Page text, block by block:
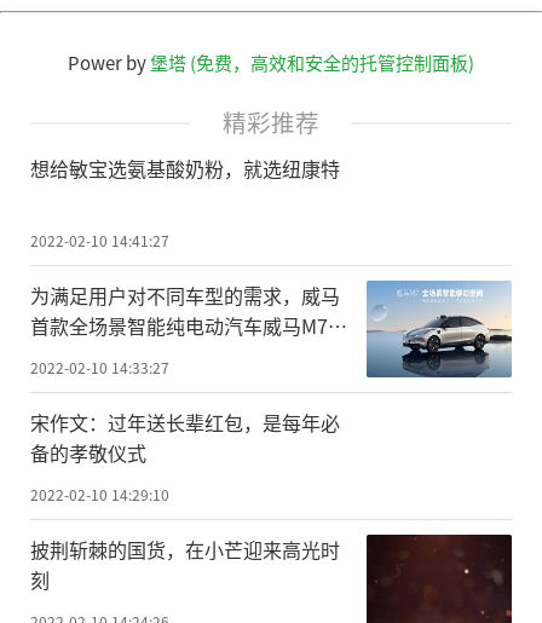
Power by堡塔 (免费，高效和安全的托管控制面板)
精彩推荐
想给敏宝选氨基酸奶粉，就选纽康特
2022-02-10 14:41:27
为满足用户对不同车型的需求，威马
首款全场景智能纯电动汽车威马M7推
出
2022-02-10 14:33:27
宋作文：过年送长辈红包，是每年必
备的孝敬仪式
2022-02-10 14:29:10
披荆斩棘的国货，在小芒迎来高光时
刻